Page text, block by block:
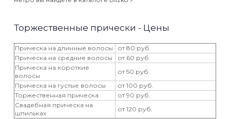
Торжественные прически - Цены
Прическа на длинные волосы
от 80 руб.
Прическа на средние волосы
от 60 руб.
Прическа на короткие
волосы
от 50 руб.
Прическа на густые волосы
от 100 руб.
Торжественная прическа
от 90 руб.
Свадебная прическа на
шпильках
от 120 руб.